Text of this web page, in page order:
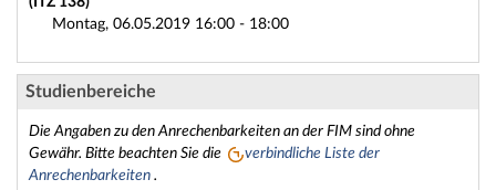
Montag, 06.05.2019 16:00 - 18:00
Studienbereiche
Die Angaben zu den Anrechenbarkeiten an der FIM sind ohne
Gewähr. Bitte beachten Sie die
verbindliche Liste der
Anrechenbarkeiten .